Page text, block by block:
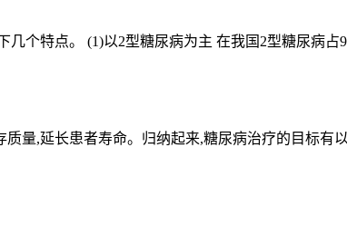
几个特点。 (1)以2型糖尿病为主 在我国2型糖尿病
量,延长患者寿命。归纳起来,糖尿病治疗的目标